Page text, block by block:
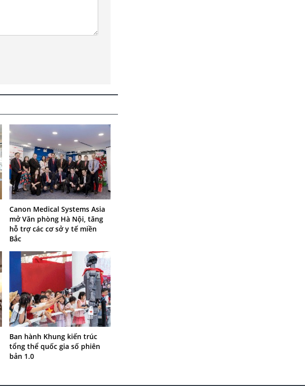
Canon Medical Systems Asia
mở Văn phòng Hà Nội, tăng
hỗ trợ các cơ sở y tế miền
Bắc
Ban hành Khung kiến trúc
tổng thể quốc gia số phiên
bản 1.0